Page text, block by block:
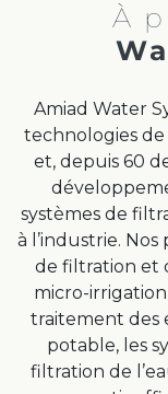
À
Amiad Water
technologies
et, depuis 60
systèmes de
à l’industrie.
de filtration et
micro-
traitement des
potable, les
filtration de